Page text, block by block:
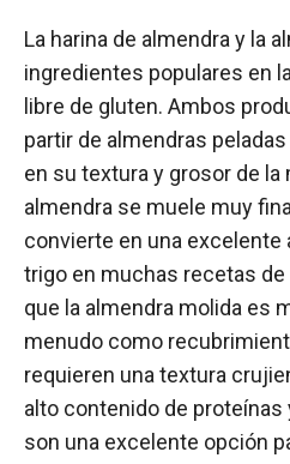
La harina de almendra y la
ingredientes populares en
libre de gluten. Ambos
partir de almendras
en su textura y grosor de la
almendra se muele muy
convierte en una excelente
trigo en muchas recetas
que la almendra molida es
menudo como
requieren una textura
alto contenido de proteínas
son una excelente opción